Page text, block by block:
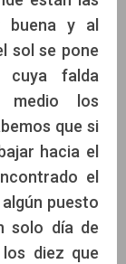
buena y al
sol se pone
falda
medio los
que si
hacia el
el
puesto
solo día de
diez que